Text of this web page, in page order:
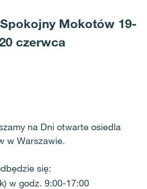
Mokotów 19-
czerwca
na Dni otwarte osiedla
w Warszawie.
się:
w godz. 9:00-17:00